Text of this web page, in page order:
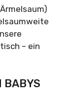
– ein
L